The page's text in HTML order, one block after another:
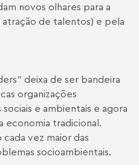
novos olhares para a
de talentos) e pela
deixa de ser bandeira
organizações
e ambientais e agora
economia tradicional.
vez maior das
socioambientais.